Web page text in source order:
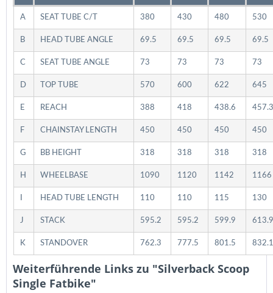
A SEAT TUBE C/T 380 430 480 530
B HEAD TUBE ANGLE 69.5 69.5 69.5 69.5
C SEAT TUBE ANGLE 73 73 73 73
D TOP TUBE 570 600 622 645
E REACH 388 418 438.6 457.3
F CHAINSTAY LENGTH 450 450 450 450
G BB HEIGHT 318 318 318 318
H WHEELBASE 1090 1120 1142 1166
HEAD TUBE LENGTH 110 110 115 130
J STACK 595.2 595.2 599.9 613.9
K STANDOVER 762.3 777.5 801.5 832.1
Weiterführende Links zu "Silverback Scoop
Single Fatbike"